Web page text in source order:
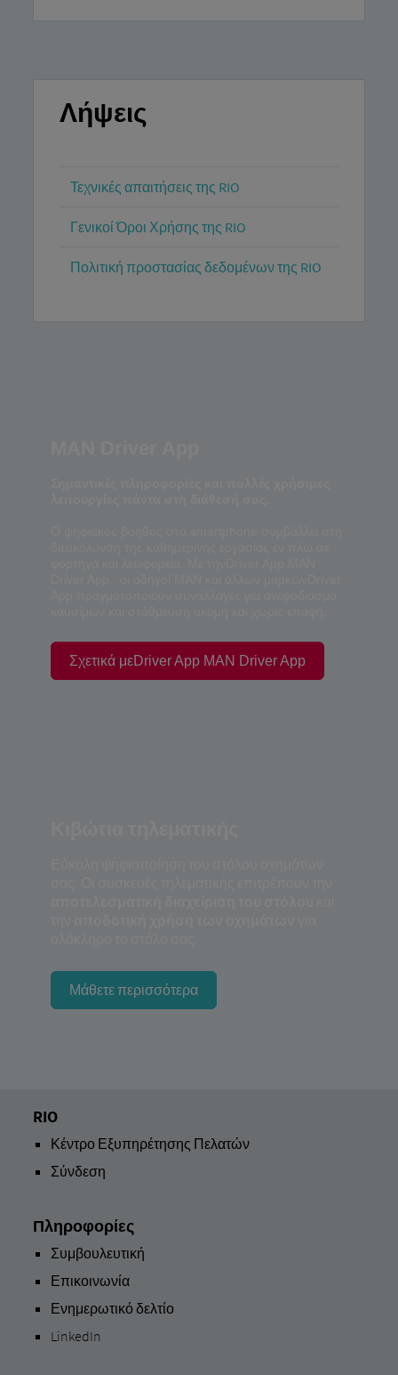
Λήψεις
Τεχνικές απαιτήσεις της RIO
Γενικοί Όροι Χρήσης της RIO
Πολιτική προστασίας δεδομένων της RIO
Σχετικά μεDriver App MAN Driver App
Μάθετε περισσότερα
RIO
Κέντρο Εξυπηρέτησης Πελατών
Σύνδεση
Πληροφορίες
Συμβουλευτική
Επικοινωνία
Ενημερωτικό δελτίο
LinkedIn